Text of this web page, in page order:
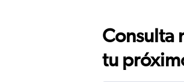
Consulta
tu